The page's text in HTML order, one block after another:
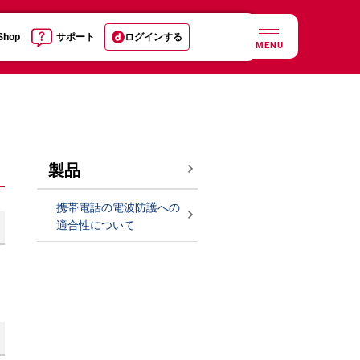
サポート ログインする
MENU
製品
携帯電話の電波防護への
適合性について